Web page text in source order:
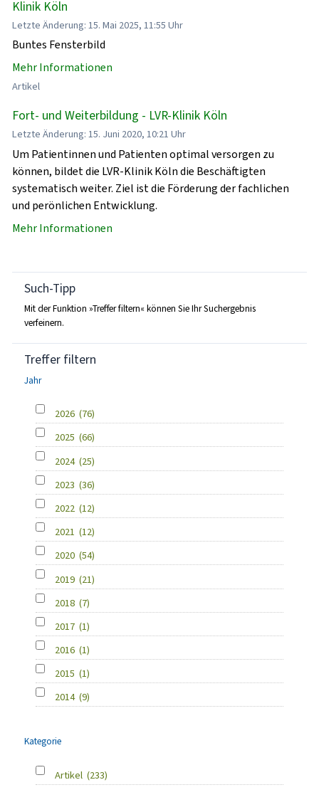
Klinik Köln
Letzte Änderung: 15. Mai 2025, 11:55 Uhr
Buntes Fensterbild
Mehr Informationen
Artikel
Fort- und Weiterbildung - LVR-Klinik Köln
Letzte Änderung: 15. Juni 2020, 10:21 Uhr
Um Patientinnen und Patienten optimal versorgen zu
können, bildet die LVR-Klinik Köln die Beschäftigten
systematisch weiter. Ziel ist die Förderung der fachlichen
und perönlichen Entwicklung.
Mehr Informationen
Such-Tipp
Mit der Funktion »Treffer filtern« können Sie Ihr Suchergebnis
verfeinern.
Treffer filtern
Jahr
2026 (76)
2025 (66)
2024 (25)
2023 (36)
2022 (12)
2021 (12)
2020 (54)
2019 (21)
2018 (7)
2017 (1)
2016 (1)
2015 (1)
2014 (9)
Kategorie
Artikel (233)